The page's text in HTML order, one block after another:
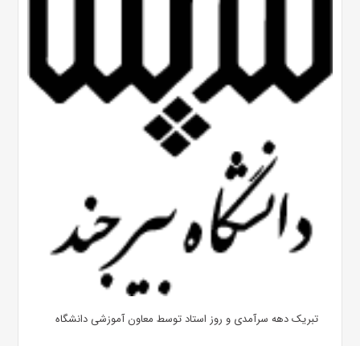
تبریک دهه سرآمدی و روز استاد توسط معاون آموزشی دانشگاه